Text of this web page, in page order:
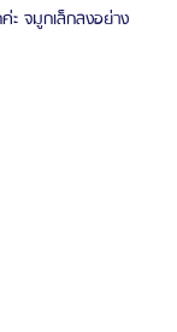
จมูกเล็กลงอย่าง